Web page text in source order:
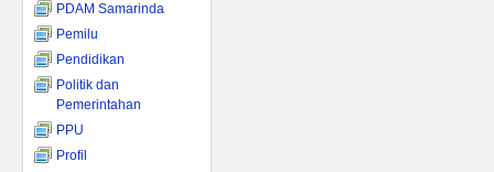
PDAM Samarinda
Pemilu
Pendidikan
Politik dan
Pemerintahan
PPU
Profil